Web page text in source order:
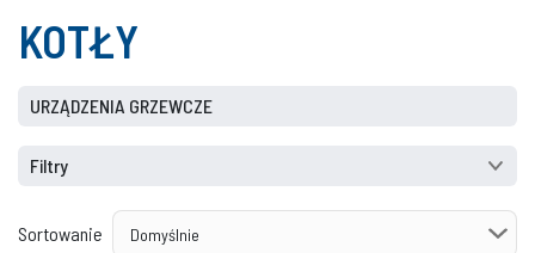
KOTŁY
URZĄDZENIA GRZEWCZE
Filtry
Sortowanie